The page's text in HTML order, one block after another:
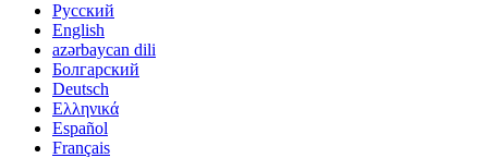
Русский
English
azərbaycan dili
Болгарский
Deutsch
Ελληνικά
Español
Français